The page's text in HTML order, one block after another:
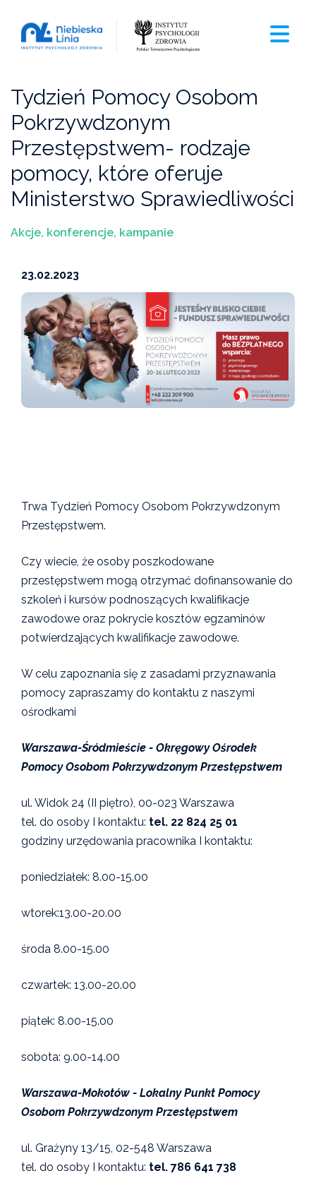
Tydzień Pomocy Osobom
Pokrzywdzonym
Przestępstwem- rodzaje
pomocy, które oferuje
Ministerstwo Sprawiedliwości
Akcje, konferencje, kampanie
23.02.2023
Trwa Tydzień Pomocy Osobom Pokrzywdzonym
Przestępstwem.
Czy wiecie, że osoby poszkodowane
przestępstwem mogą otrzymać dofinansowanie do
szkoleń i kursów podnoszących kwalifikacje
zawodowe oraz pokrycie kosztów egzaminów
potwierdzających kwalifikacje zawodowe.
W celu zapoznania się z zasadami przyznawania
pomocy zapraszamy do kontaktu z naszymi
ośrodkami
Warszawa-Śródmieście - Okręgowy Ośrodek
Pomocy Osobom Pokrzywdzonym Przestępstwem
ul. Widok 24 (II piętro), 00-023 Warszawa
tel. do osoby I kontaktu: tel. 22 824 25 01
godziny urzędowania pracownika I kontaktu:
poniedziałek: 8.00-15.00
wtorek:13.00-20.00
środa 8.00-15.00
czwartek: 13.00-20.00
piątek: 8.00-15.00
sobota: 9.00-14.00
Warszawa-Mokotów - Lokalny Punkt Pomocy
Osobom Pokrzywdzonym Przestępstwem
ul. Grażyny 13/15, 02-548 Warszawa
tel. do osoby I kontaktu: tel. 786 641 738